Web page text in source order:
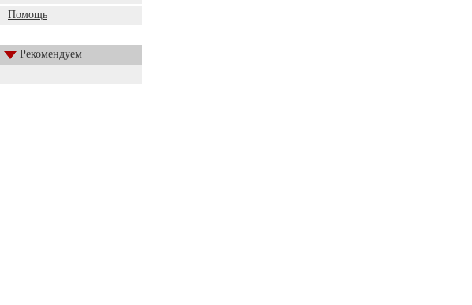
Помощь
Рекомендуем